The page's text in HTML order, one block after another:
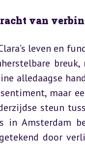
van
leven en
alledaagse
maar
steun
in Amsterdam
door